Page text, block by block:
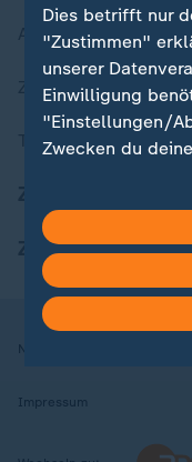
Aktuelle Sendungs-
ZDFheute Stories
Themen im Überblick
ZDFheute Apps
Nutzungsbedingungen
Impressum
Dies betrifft nur
"Zustimmen"
unserer
Einwilligung
"Einstellungen/
Zwecken du
in deinen
Hier findest du
Weitere